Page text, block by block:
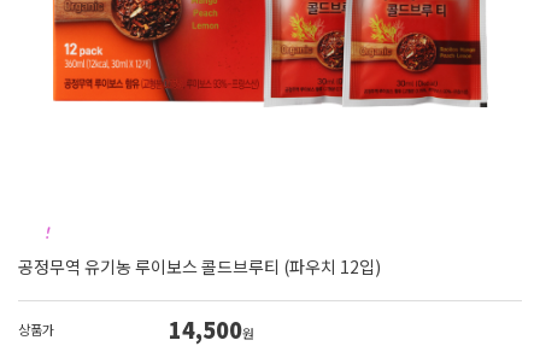
공정무역 유기농 루이보스 콜드브루티 (파우치 12입)
상품가 14,500원